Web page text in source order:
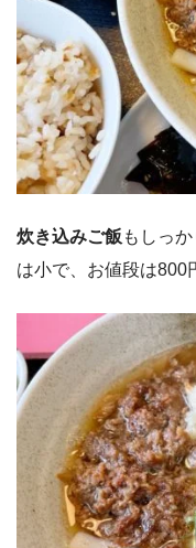
炊き込みご飯 もしっ
は小で、お値段は800